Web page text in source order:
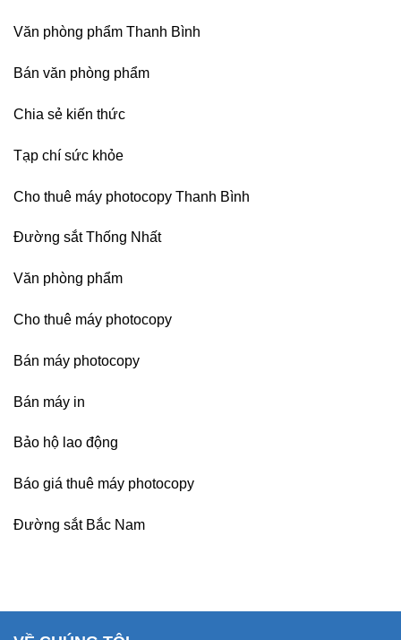
tại
TP
Văn phòng phẩm Thanh Bình
Bán văn phòng phẩm
Chia sẻ kiến thức
Tạp chí sức khỏe
Cho thuê máy photocopy Thanh Bình
Đường sắt Thống Nhất
Văn phòng phẩm
Cho thuê máy photocopy
Bán máy photocopy
Bán máy in
Bảo hộ lao động
Báo giá thuê máy photocopy
Đường sắt Bắc Nam